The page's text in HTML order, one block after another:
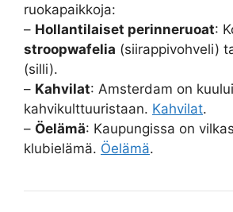
ruokapaikkoja:
– Hollantilaiset perinneruoat:
stroopwafelia (siirappivohveli)
(silli).
– Kahvilat: Amsterdam on
kahvikulttuuristaan. Kahvilat.
– Öelämä: Kaupungissa on
klubielämä. Öelämä.